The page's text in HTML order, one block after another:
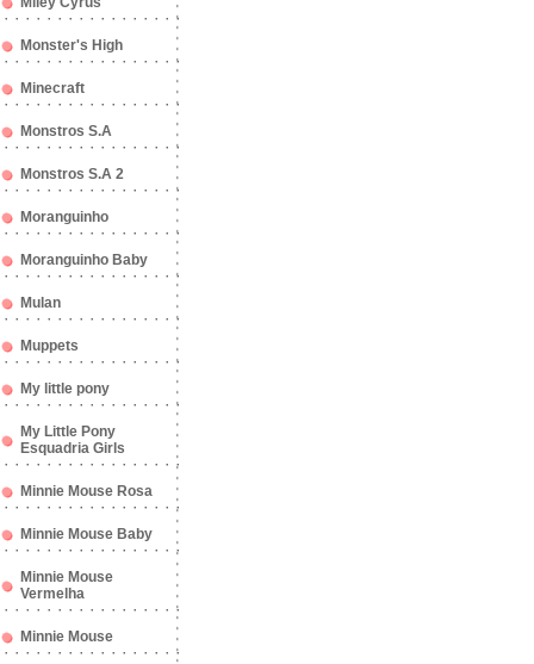
Monster's High
Minecraft
Monstros S.A
Monstros S.A 2
Moranguinho
Moranguinho Baby
Mulan
Muppets
My little pony
My Little Pony
Esquadria Girls
Minnie Mouse Rosa
Minnie Mouse Baby
Minnie Mouse
Vermelha
Minnie Mouse